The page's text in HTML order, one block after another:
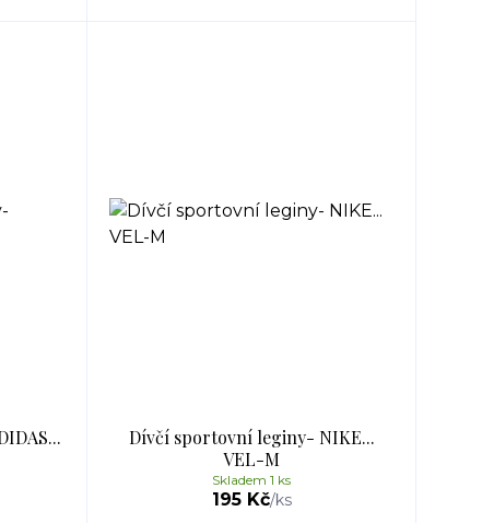
Dívčí sportovní leginy- NIKE...
VEL-M
195 Kč/ks
Skladem 1 ks